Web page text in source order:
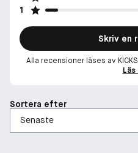
1
Skriv en
Alla recensioner läses av
Läs
Sortera efter